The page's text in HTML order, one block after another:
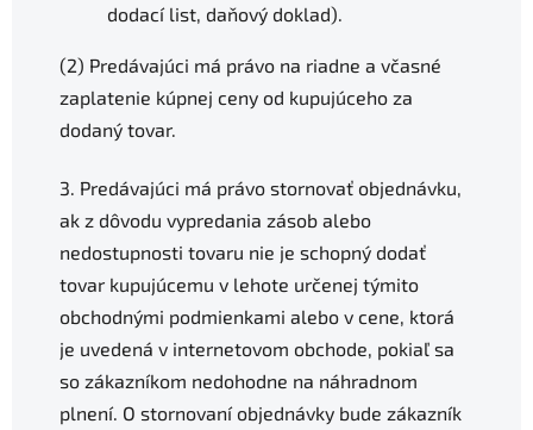
dodací list, daňový doklad).
(2) Predávajúci má právo na riadne a včasné
zaplatenie kúpnej ceny od kupujúceho za
dodaný tovar.
3. Predávajúci má právo stornovať objednávku,
ak z dôvodu vypredania zásob alebo
nedostupnosti tovaru nie je schopný dodať
tovar kupujúcemu v lehote určenej týmito
obchodnými podmienkami alebo v cene, ktorá
je uvedená v internetovom obchode, pokiaľ sa
so zákazníkom nedohodne na náhradnom
plnení. O stornovaní objednávky bude zákazník